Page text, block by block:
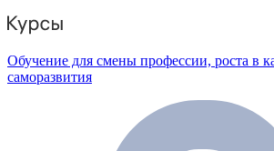
Обучение для смены профессии, роста в
саморазвития